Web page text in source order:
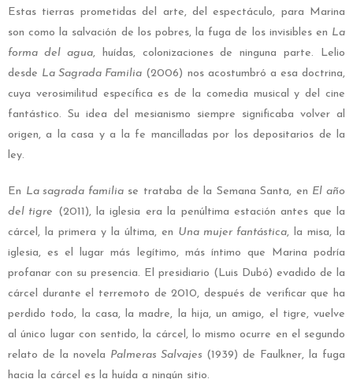
Estas tierras prometidas del arte, del espectáculo, para Marina
son como la salvación de los pobres, la fuga de los invisibles en La
forma del agua, huídas, colonizaciones de ninguna parte. Lelio
desde La Sagrada Familia (2006) nos acostumbró a esa doctrina,
cuya verosimilitud específica es de la comedia musical y del cine
fantástico. Su idea del mesianismo siempre significaba volver al
origen, a la casa y a la fe mancilladas por los depositarios de la
ley.
En La sagrada familiase trataba de la Semana Santa, en El año
del tigre (2011), la iglesia era la penúltima estación antes que la
cárcel, la primera y la última, en Una mujer fantástica, la misa, la
iglesia, es el lugar más legítimo, más íntimo que Marina podría
profanar con su presencia. El presidiario (Luis Dubó) evadido de la
cárcel durante el terremoto de 2010, después de verificar que ha
perdido todo, la casa, la madre, la hija, un amigo, el tigre, vuelve
al único lugar con sentido, la cárcel, lo mismo ocurre en el segundo
relato de la novela Palmeras Salvajes (1939) de Faulkner, la fuga
hacia la cárcel es la huída a ningún sitio.